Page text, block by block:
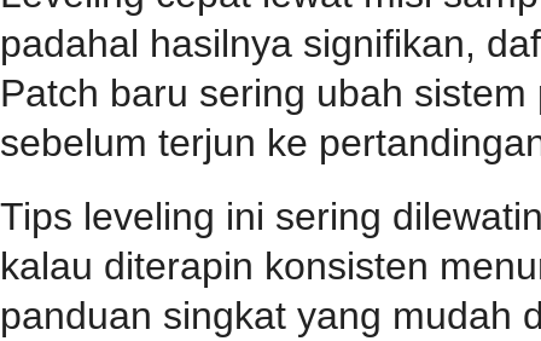
padahal hasilnya signifikan,
Patch baru sering ubah
sebelum terjun ke
Tips leveling ini sering
kalau diterapin konsisten
panduan singkat yang mudah